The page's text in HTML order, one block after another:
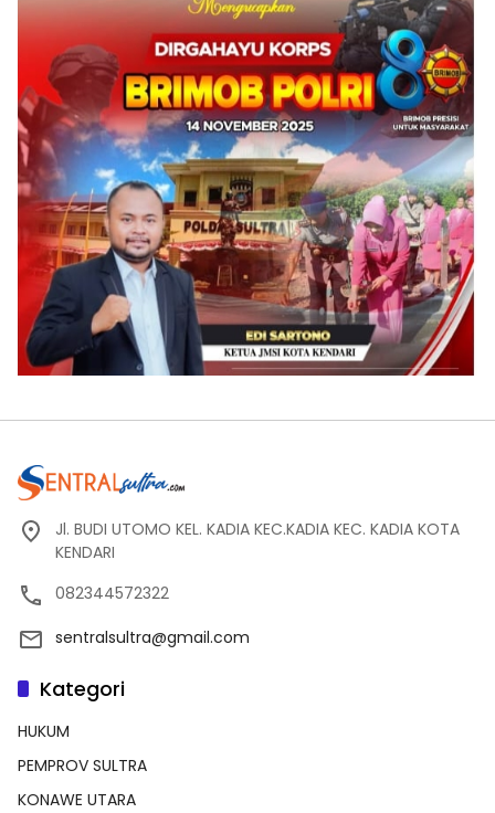
Jl. BUDI UTOMO KEL. KADIA KEC.KADIA KEC. KADIA KOTA
KENDARI
082344572322
sentralsultra@gmail.com
Kategori
HUKUM
PEMPROV SULTRA
KONAWE UTARA